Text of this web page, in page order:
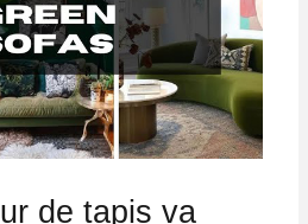
de tapis va